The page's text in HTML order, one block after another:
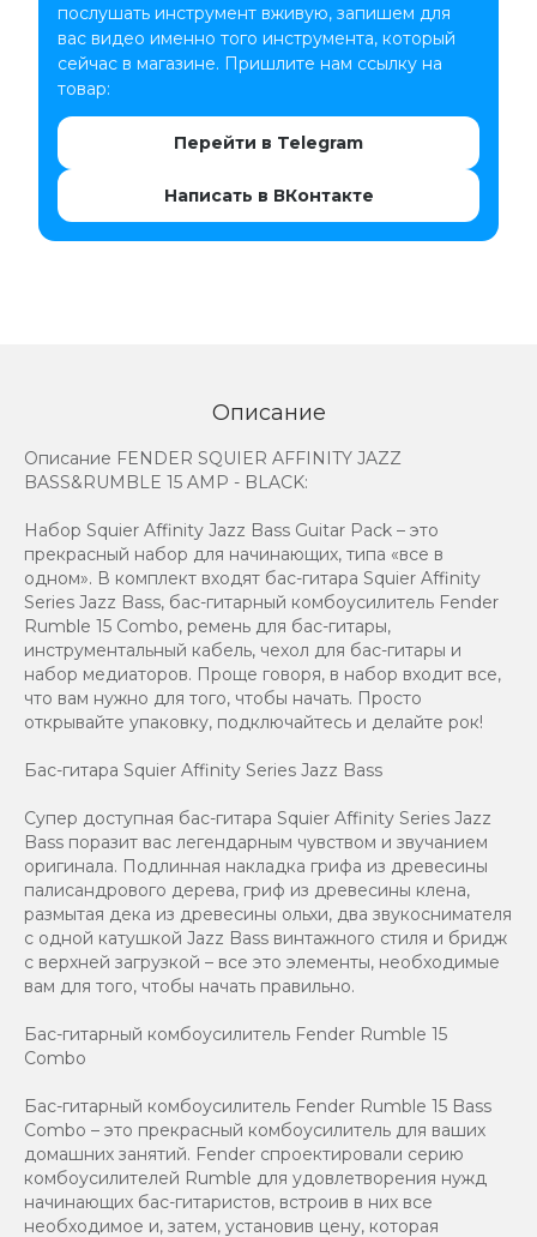
послушать инструмент вживую, запишем для
вас видео именно того инструмента, который
сейчас в магазине. Пришлите нам ссылку на
товар:
Перейти в Telegram
Написать в ВКонтакте
Описание
Описание FENDER SQUIER AFFINITY JAZZ
BASS&RUMBLE 15 AMP - BLACK:
Набор Squier Affinity Jazz Bass Guitar Pack – это
прекрасный набор для начинающих, типа «все в
одном». В комплект входят бас-гитара Squier Affinity
Series Jazz Bass, бас-гитарный комбоусилитель Fender
Rumble 15 Combo, ремень для бас-гитары,
инструментальный кабель, чехол для бас-гитары и
набор медиаторов. Проще говоря, в набор входит все,
что вам нужно для того, чтобы начать. Просто
открывайте упаковку, подключайтесь и делайте рок!
Бас-гитара Squier Affinity Series Jazz Bass
Супер доступная бас-гитара Squier Affinity Series Jazz
Bass поразит вас легендарным чувством и звучанием
оригинала. Подлинная накладка грифа из древесины
палисандрового дерева, гриф из древесины клена,
размытая дека из древесины ольхи, два звукоснимателя
с одной катушкой Jazz Bass винтажного стиля и бридж
с верхней загрузкой – все это элементы, необходимые
вам для того, чтобы начать правильно.
Бас-гитарный комбоусилитель Fender Rumble 15
Combo
Бас-гитарный комбоусилитель Fender Rumble 15 Bass
Combo – это прекрасный комбоусилитель для ваших
домашних занятий. Fender спроектировали серию
комбоусилителей Rumble для удовлетворения нужд
начинающих бас-гитаристов, встроив в них все
необходимое и, затем, установив цену, которая